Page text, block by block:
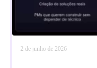
2 de junho de 2026